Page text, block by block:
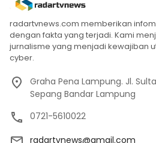
radartvnews.com memberikan
dengan fakta yang terjadi. Kami
jurnalisme yang menjadi kewajiban
cyber.
Graha Pena Lampung. Jl.
Sepang Bandar Lampung
0721-5610022
radartvnews@gmail.com